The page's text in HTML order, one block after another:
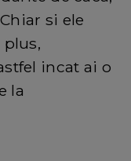
si ele
plus,
incat ai o
la